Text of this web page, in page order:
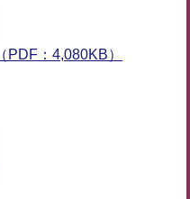
（PDF：4,080KB）